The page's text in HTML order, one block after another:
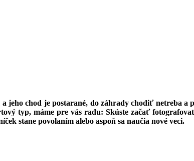
chod je postarané, do záhrady chodiť netreba a
typ, máme pre vás radu: Skúste začať
stane povolaním alebo aspoň sa naučia nové veci.